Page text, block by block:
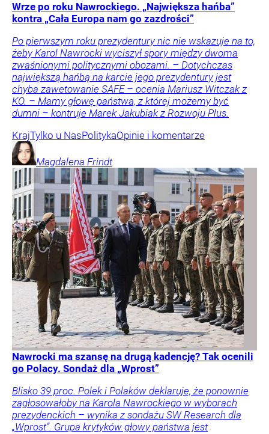
Wrze po roku Nawrockiego. „Największa hańba”
kontra „Cała Europa nam go zazdrości”
Po pierwszym roku prezydentury nic nie wskazuje na to,
żeby Karol Nawrocki wyciszył spory między dwoma
zwaśnionymi politycznymi obozami. – Dotychczas
największą hańbą na karcie jego prezydentury jest
chyba zawetowanie SAFE – ocenia Mariusz Witczak z
KO. – Mamy głowę państwa, z której możemy być
dumni – kontruje Marek Jakubiak z Rozwoju Plus.
KrajTylko u NasPolitykaOpinie i komentarze
Magdalena Frindt
Nawrocki ma szansę na drugą kadencję? Tak ocenili
go Polacy. Sondaż dla „Wprost”
Blisko 39 proc. Polek i Polaków deklaruje, że ponownie
zagłosowałoby na Karola Nawrockiego w wyborach
prezydenckich – wynika z sondażu SW Research dla
„Wprost”. Grupa krytyków głowy państwa jest